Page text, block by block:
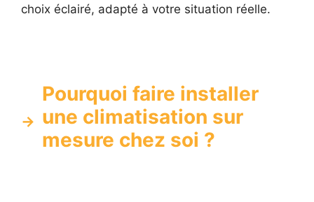
choix éclairé, adapté à votre situation réelle.
Pourquoi faire installer
une climatisation sur
mesure chez soi ?